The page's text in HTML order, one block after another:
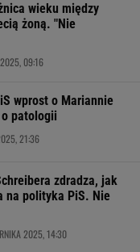
wieku między
żoną. "Nie
2025, 09:16
wprost o Mariannie
o patologii
21:36
zdradza, jak
na polityka PiS. Nie
2025, 14:30